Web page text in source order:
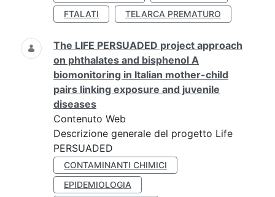
FTALATI
TELARCA PREMATURO
The LIFE PERSUADED project approach
on phthalates and bisphenol A
biomonitoring in Italian mother-child
pairs linking exposure and juvenile
diseases
Contenuto Web
Descrizione generale del progetto Life
PERSUADED
CONTAMINANTI CHIMICI
EPIDEMIOLOGIA